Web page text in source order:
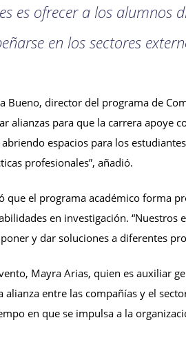
es ofrecer a los alumnos
en los sectores
Bueno, director del programa de
alianzas para que la carrera apoye
espacios para los
profesionales”, añadió.
que el programa académico forma
en investigación.
y dar soluciones a diferentes
Mayra Arias, quien es auxiliar
alianza entre las compañías y el
en que se impulsa a la